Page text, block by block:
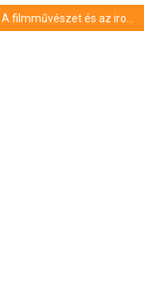
A filmművészet és az irodalom is helyet kap a TÁNC 28. Veszprémi Nemzetközi Kortárs Fesztiválon